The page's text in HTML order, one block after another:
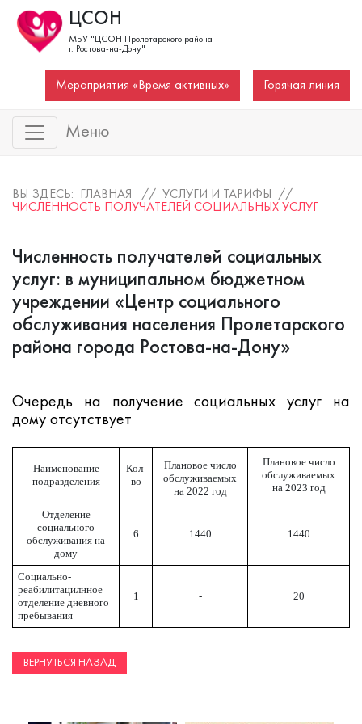
ЦСОН
МБУ "ЦСОН Пролетарского района
г. Ростова-на-Дону"
Мероприятия «Время активных» Горячая линия
Меню
ВЫ ЗДЕСЬ: ГЛАВНАЯ // УСЛУГИ И ТАРИФЫ
//
ЧИСЛЕННОСТЬ ПОЛУЧАТЕЛЕЙ СОЦИАЛЬНЫХ УСЛУГ
Численность получателей социальных
услуг: в муниципальном бюджетном
учреждении «Центр социального
обслуживания населения Пролетарского
района города Ростова-на-Дону»
Очередь на получение социальных услуг на
дому отсутствует
Наименование
подразделения
Кол-
во
Плановое число
обслуживаемых
на 2022 год
Плановое число
обслуживаемых
на 2023 год
Отделение
социального
обслуживания на
дому
6 1440 1440
Социально-
реабилитацилнное
отделение дневного
пребывания
1 - 20
ВЕРНУТЬСЯ НАЗАД